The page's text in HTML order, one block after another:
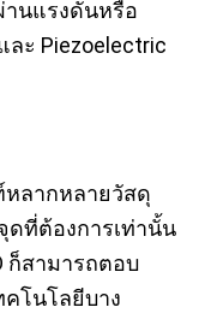
านแรงดันหรือ
ะ Piezoelectric
ลากหลายวัสดุ
ดที่ต้องการเท่านั้น
ก็สามารถตอบ
โนโลยีบาง